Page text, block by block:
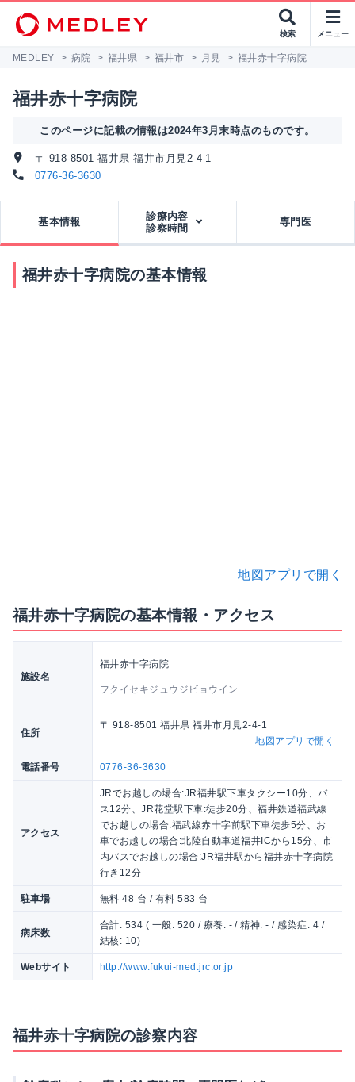
検索 メニュー
MEDLEY > 病院 > 福井県 > 福井市 > 月見 > 福井赤十字病院
福井赤十字病院
このページに記載の情報は2024年3月末時点のものです。
〒 918-8501 福井県 福井市月見2-4-1
0776-36-3630
基本情報
診療内容
診察時間
専門医
福井赤十字病院の基本情報
地図アプリで開く
福井赤十字病院の基本情報・アクセス
施設名
福井赤十字病院
フクイセキジュウジビョウイン
住所
〒 918-8501 福井県 福井市月見2-4-1
地図アプリで開く
電話番号 0776-36-3630
アクセス
JRでお越しの場合:JR福井駅下車タクシー10分、バ
ス12分、JR花堂駅下車:徒歩20分、福井鉄道福武線
でお越しの場合:福武線赤十字前駅下車徒歩5分、お
車でお越しの場合:北陸自動車道福井ICから15分、市
内バスでお越しの場合:JR福井駅から福井赤十字病院
行き12分
駐車場 無料 48 台 / 有料 583 台
病床数
合計: 534 ( 一般: 520 / 療養: - / 精神: - / 感染症: 4 /
結核: 10)
Webサイト http://www.fukui-med.jrc.or.jp
福井赤十字病院の診察内容